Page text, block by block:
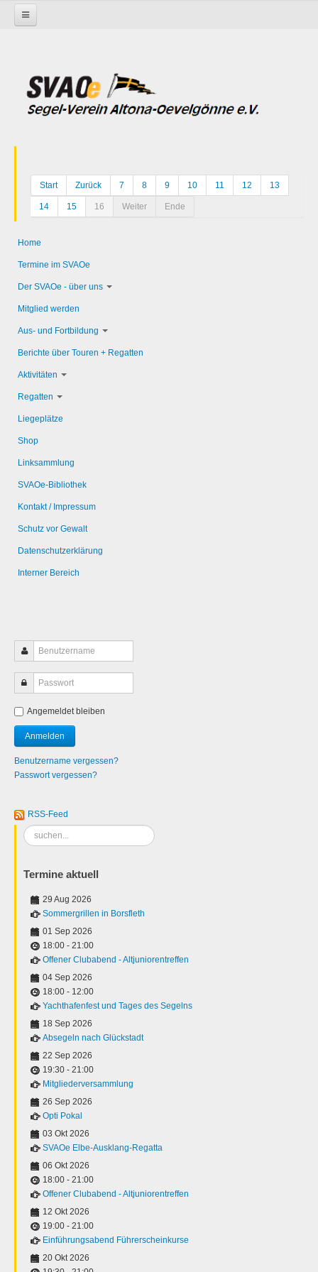
Start Zurück 7 8 9 10 11 12 13
14 15 16 Weiter Ende
Home
Termine im SVAOe
Der SVAOe - über uns
Mitglied werden
Aus- und Fortbildung
Berichte über Touren + Regatten
Aktivitäten
Regatten
Liegeplätze
Shop
Linksammlung
SVAOe-Bibliothek
Kontakt / Impressum
Schutz vor Gewalt
Datenschutzerklärung
Interner Bereich
Angemeldet bleiben
Benutzername vergessen?
Passwort vergessen?
RSS-Feed
Suchen
...
Termine aktuell
29 Aug 2026
Sommergrillen in Borsfleth
01 Sep 2026
18:00 - 21:00
Offener Clubabend - Altjuniorentreffen
04 Sep 2026
18:00 - 12:00
Yachthafenfest und Tages des Segelns
18 Sep 2026
Absegeln nach Glückstadt
22 Sep 2026
19:30 - 21:00
Mitgliederversammlung
26 Sep 2026
Opti Pokal
03 Okt 2026
SVAOe Elbe-Ausklang-Regatta
06 Okt 2026
18:00 - 21:00
Offener Clubabend - Altjuniorentreffen
12 Okt 2026
19:00 - 21:00
Einführungsabend Führerscheinkurse
20 Okt 2026